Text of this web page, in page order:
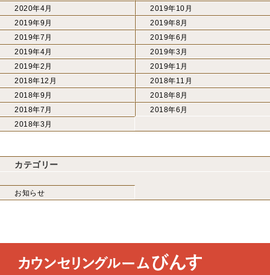
2020年4月
2019年10月
2019年9月
2019年8月
2019年7月
2019年6月
2019年4月
2019年3月
2019年2月
2019年1月
2018年12月
2018年11月
2018年9月
2018年8月
2018年7月
2018年6月
2018年3月
カテゴリー
お知らせ